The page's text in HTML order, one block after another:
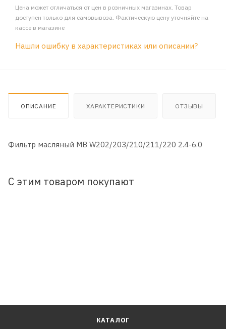
Цена может отличаться от цен в розничных магазинах. Товар
доступен только для самовывоза. Фактическую цену уточняйте на
кассе в магазине
Нашли ошибку в характеристиках или описании?
ОПИСАНИЕ ХАРАКТЕРИСТИКИ ОТЗЫВЫ
Фильтр масляный MB W202/203/210/211/220 2.4-6.0
С этим товаром покупают
КАТАЛОГ